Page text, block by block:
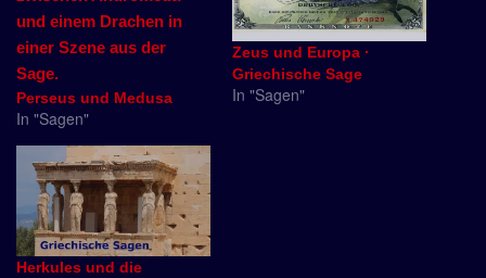
Perseus und Medusa
In "Sagen"
Zeus und Europa ·
Griechische Sage
In "Sagen"
Herkules und die